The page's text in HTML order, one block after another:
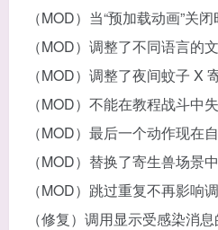
（MOD）当“预加载动画”关
（MOD）调整了不同语言的
（MOD）调整了夜间蚊子 X
（MOD）不能在教程战斗中
（MOD）最后一个动作现在
（MOD）替换了寄生兽场景
（MOD）跳过重复不再影响
（修复）调用显示受感染消